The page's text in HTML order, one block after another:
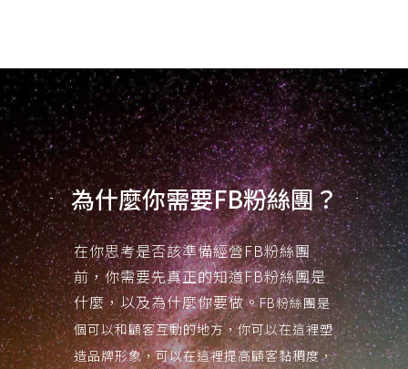
為什麼你需要FB粉絲團？
在你思考是否該準備經營FB粉絲團
前，你需要先真正的知道FB粉絲團是
什麼，以及為什麼你要做。FB粉絲團是
個可以和顧客互動的地方，你可以在這裡塑
造品牌形象，可以在這裡提高顧客黏稠度，